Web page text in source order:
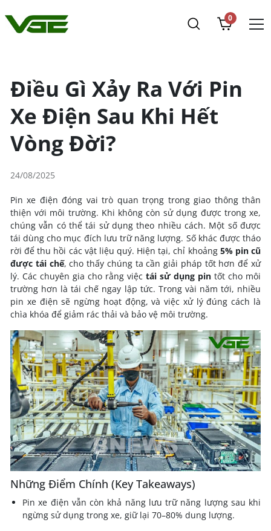
0
Điều Gì Xảy Ra Với Pin
Xe Điện Sau Khi Hết
Vòng Đời?
24/08/2025
Pin xe điện đóng vai trò quan trọng trong giao thông thân
thiện với môi trường. Khi không còn sử dụng được trong xe,
chúng vẫn có thể tái sử dụng theo nhiều cách. Một số được
tái dùng cho mục đích lưu trữ năng lượng. Số khác được tháo
rời để thu hồi các vật liệu quý. Hiện tại, chỉ khoảng 5% pin cũ
được tái chế, cho thấy chúng ta cần giải pháp tốt hơn để xử
lý. Các chuyên gia cho rằng việc tái sử dụng pin tốt cho môi
trường hơn là tái chế ngay lập tức. Trong vài năm tới, nhiều
pin xe điện sẽ ngừng hoạt động, và việc xử lý đúng cách là
chìa khóa để giảm rác thải và bảo vệ môi trường.
Những Điểm Chính (Key Takeaways)
Pin xe điện vẫn còn khả năng lưu trữ năng lượng sau khi
ngừng sử dụng trong xe, giữ lại 70–80% dung lượng.